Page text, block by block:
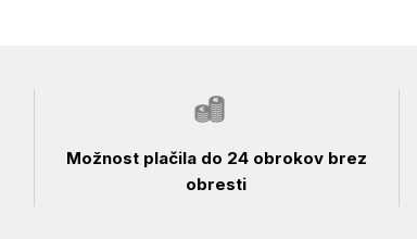
Možnost plačila do 24 obrokov brez
obresti